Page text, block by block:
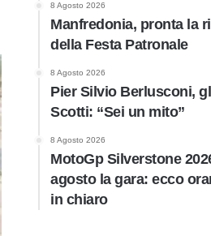
8 Agosto 2026
Manfredonia, pronta la
della Festa Patronale
8 Agosto 2026
Pier Silvio Berlusconi,
Scotti: “Sei un mito”
8 Agosto 2026
MotoGp Silverstone
agosto la gara: ecco
in chiaro